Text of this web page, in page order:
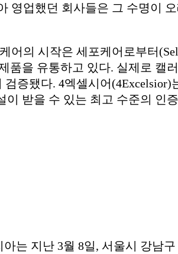
영업했던 회사들은 그 수명이
어의 시작은 세포케어로부터
을 유통하고 있다. 실제로 캘
증됐다. 4엑셀시어
받을 수 있는 최고 수준의
는 지난 3월 8일, 서울시 강남